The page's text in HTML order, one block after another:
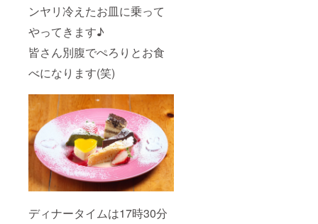
ンヤリ冷えたお皿に乗って
やってきます♪
皆さん別腹でぺろりとお食
べになります(笑)
ディナータイムは17時30分